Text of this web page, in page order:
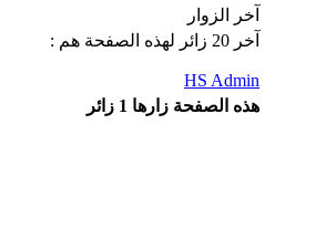
آخر الزوار
آخر 20 زائر لهذه الصفحة هم :
HS Admin
هذه الصفحة زارها 1 زائر